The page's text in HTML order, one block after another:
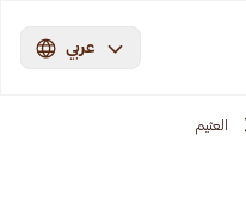
عربي
العثيم